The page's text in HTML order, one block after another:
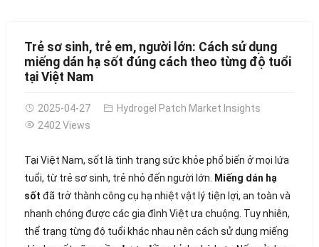
Trẻ sơ sinh, trẻ em, người lớn: Cách sử dụng
miếng dán hạ sốt đúng cách theo từng độ tuổi
tại Việt Nam
2025-04-27
Hydrogel Patch Market Insights
2402 Views
Tại Việt Nam, sốt là tình trạng sức khỏe phổ biến ở mọi lứa
tuổi, từ trẻ sơ sinh, trẻ nhỏ đến người lớn.
Miếng dán hạ
sốt đã trở thành công cụ hạ nhiệt vật lý tiện lợi, an toàn và
nhanh chóng được các gia đình Việt ưa chuộng. Tuy nhiên,
thể trạng từng độ tuổi khác nhau nên cách sử dụng miếng